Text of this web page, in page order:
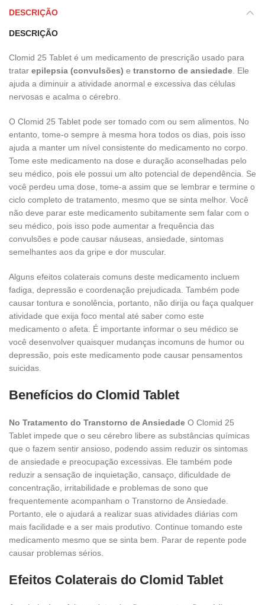
DESCRIÇÃO
DESCRIÇÃO
Clomid 25 Tablet é um medicamento de prescrição usado para
tratar epilepsia (convulsões) e transtorno de ansiedade . Ele
ajuda a diminuir a atividade anormal e excessiva das células
nervosas e acalma o cérebro.
O Clomid 25 Tablet pode ser tomado com ou sem alimentos. No
entanto, tome-o sempre à mesma hora todos os dias, pois isso
ajuda a manter um nível consistente do medicamento no corpo.
Tome este medicamento na dose e duração aconselhadas pelo
seu médico, pois ele possui um alto potencial de dependência. Se
você perdeu uma dose, tome-a assim que se lembrar e termine o
ciclo completo de tratamento, mesmo que se sinta melhor. Você
não deve parar este medicamento subitamente sem falar com o
seu médico, pois isso pode aumentar a frequência das
convulsões e pode causar náuseas, ansiedade, sintomas
semelhantes aos da gripe e dor muscular.
Alguns efeitos colaterais comuns deste medicamento incluem
fadiga, depressão e coordenação prejudicada. Também pode
causar tontura e sonolência, portanto, não dirija ou faça qualquer
atividade que exija foco mental até saber como este
medicamento o afeta. É importante informar o seu médico se
você desenvolver quaisquer mudanças incomuns de humor ou
depressão, pois este medicamento pode causar pensamentos
suicidas.
Benefícios do Clomid Tablet
No Tratamento do Transtorno de Ansiedade O Clomid 25
Tablet impede que o seu cérebro libere as substâncias químicas
que o fazem sentir ansioso, podendo assim reduzir os sintomas
de ansiedade e preocupação excessivas. Ele também pode
reduzir a sensação de inquietação, cansaço, dificuldade de
concentração, irritabilidade e problemas de sono que
frequentemente acompanham o Transtorno de Ansiedade.
Portanto, ele o ajudará a realizar suas atividades diárias com
mais facilidade e a ser mais produtivo. Continue tomando este
medicamento mesmo que se sinta bem. Parar de repente pode
causar problemas sérios.
Efeitos Colaterais do Clomid Tablet